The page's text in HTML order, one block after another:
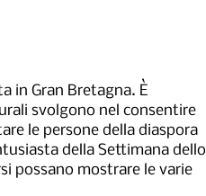
in Gran Bretagna. È
svolgono nel consentire
le persone della diaspora
della Settimana dello
possano mostrare le varie